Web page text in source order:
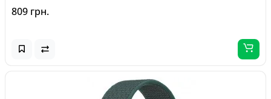
809 грн.